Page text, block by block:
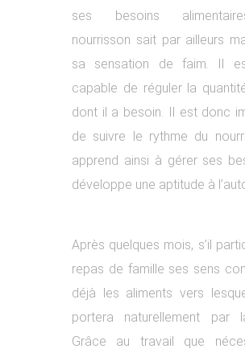
ses besoins
nourrisson sait par ailleurs
sa sensation de faim. Il
capable de réguler la
dont il a besoin. Il est donc
de suivre le rythme du
apprend ainsi à gérer ses
développe une aptitude à
Après quelques mois, s’il
repas de famille ses sens
déjà les aliments vers
portera naturellement par
Grâce au travail que